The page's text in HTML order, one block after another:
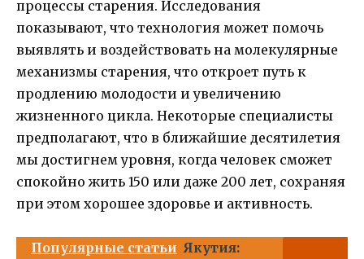
процессы старения. Исследования
показывают, что технология может помочь
выявлять и воздействовать на молекулярные
механизмы старения, что откроет путь к
продлению молодости и увеличению
жизненного цикла. Некоторые специалисты
предполагают, что в ближайшие десятилетия
мы достигнем уровня, когда человек сможет
спокойно жить 150 или даже 200 лет, сохраняя
при этом хорошее здоровье и активность.
Популярные статьи Якутия: